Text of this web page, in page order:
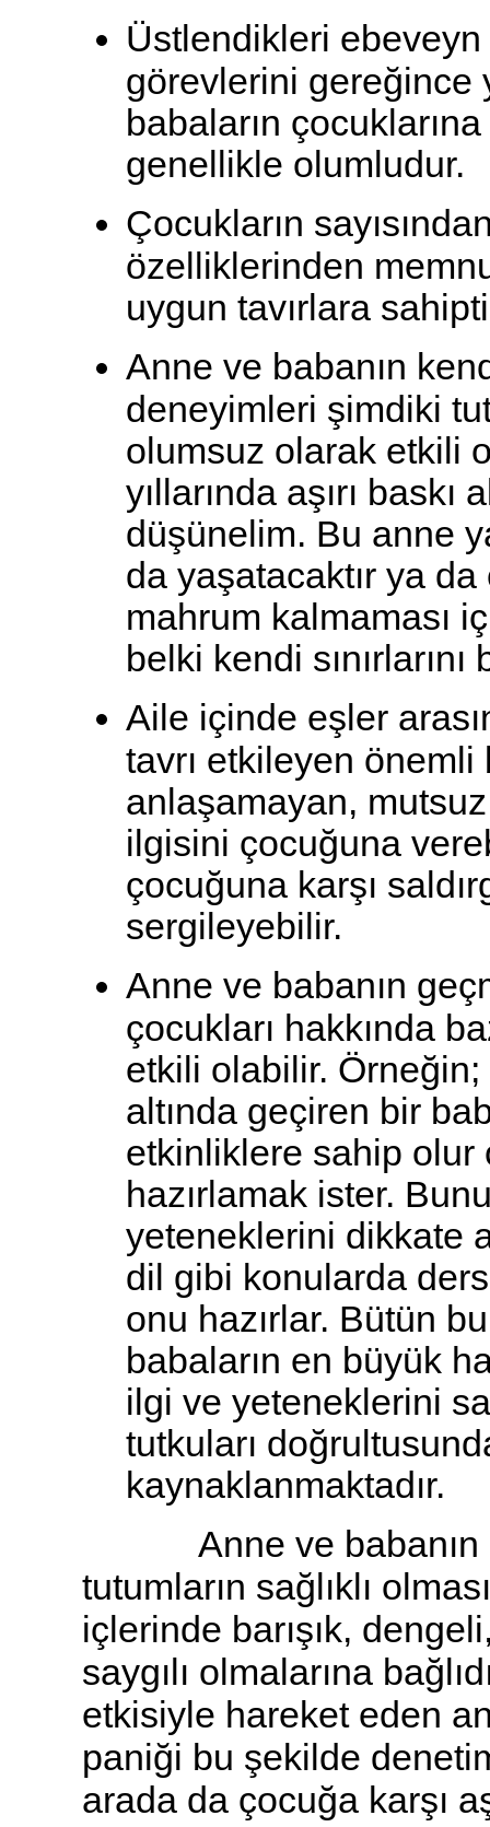
Üstlendikleri
görevlerini gereğince
babaların çocuklarına
genellikle olumludur.
Çocukların
özelliklerinden
uygun tavırlara
Anne ve babanın
deneyimleri şimdiki
olumsuz olarak etkili
yıllarında aşırı
düşünelim. Bu anne
da yaşatacaktır ya
mahrum kalmaması
belki kendi
Aile içinde eşler
tavrı etkileyen
anlaşamayan,
ilgisini çocuğuna
çocuğuna karşı
sergileyebilir.
Anne ve babanın
çocukları hakkında
etkili olabilir. Örneğin;
altında geçiren bir
etkinliklere sahip olur
hazırlamak ister.
yeteneklerini dikkate
dil gibi konularda
onu hazırlar. Bütün
babaların en büyük
ilgi ve yeteneklerini
tutkuları
kaynaklanmaktadır.
Anne ve babanın
tutumların sağlıklı
içlerinde barışık,
saygılı olmalarına
etkisiyle hareket eden
paniği bu şekilde
arada da çocuğa karşı